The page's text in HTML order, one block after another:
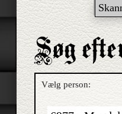
Vælg person: